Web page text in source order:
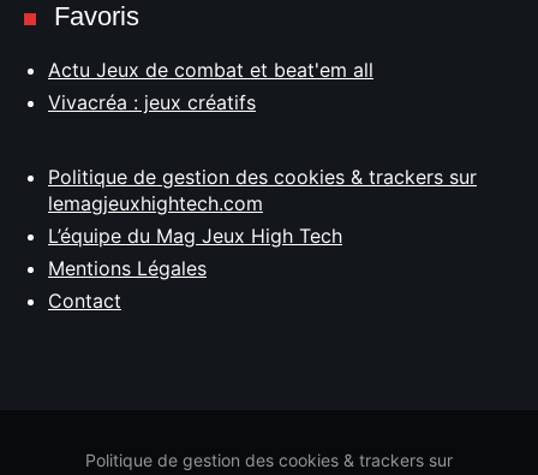
Favoris
Actu Jeux de combat et beat'em all
Vivacréa : jeux créatifs
Politique de gestion des cookies & trackers sur
lemagjeuxhightech.com
L’équipe du Mag Jeux High Tech
Mentions Légales
Contact
Politique de gestion des cookies & trackers sur